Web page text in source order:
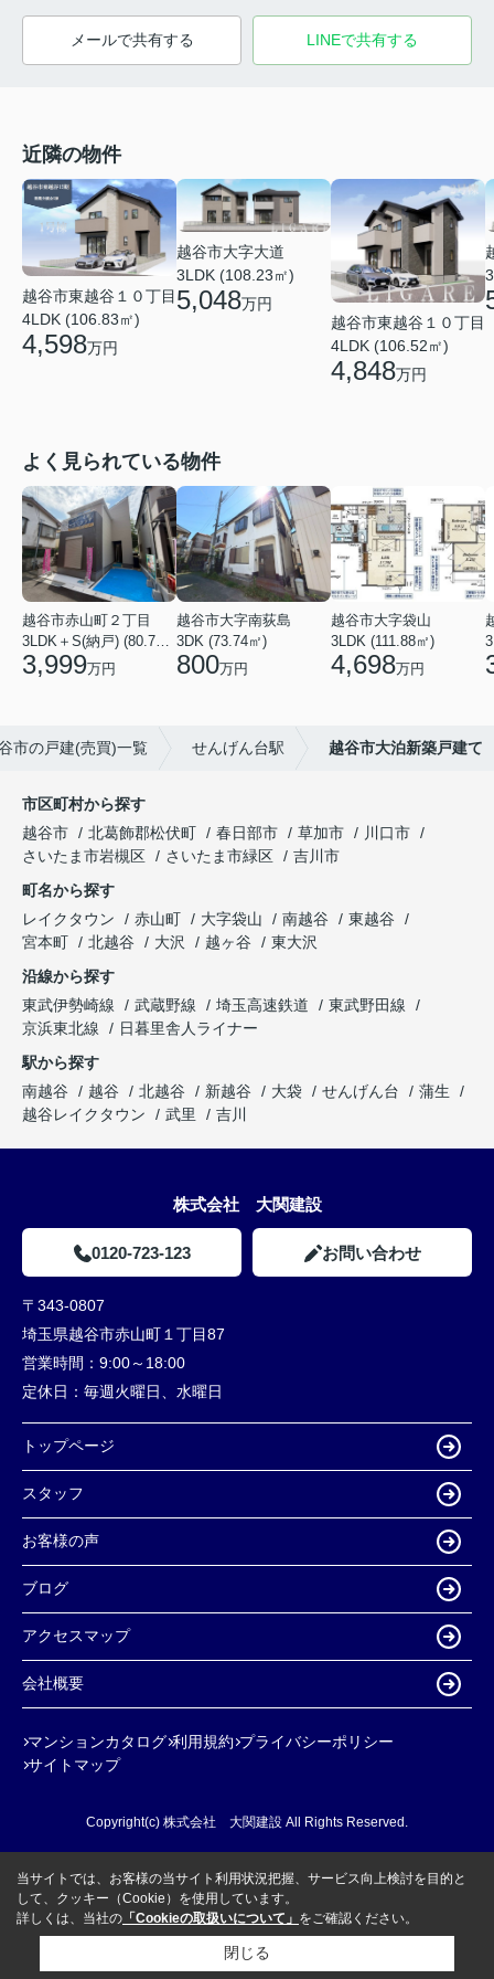
メールで共有する LINEで共有する
近隣の物件
越谷市東越谷１０丁目
4LDK (106.83㎡)
4,598万円
越谷市大字大道
3LDK (108.23㎡)
5,048万円
越谷市東越谷１０丁目
4LDK (106.52㎡)
4,848万円
よく見られている物件
越谷市赤山町２丁目
3,999万円
越谷市大字南荻島
3DK (73.74㎡)
800万円
越谷市大字袋山
3LDK (111.88㎡)
4,698万円
市の戸建(売買)一覧 せんげん台駅 越谷市大泊新築戸建て
市区町村から探す
越谷市
北葛飾郡松伏町 春日部市 草加市
川口市
さいたま市岩槻区
さいたま市緑区
吉川市
町名から探す
レイクタウン
赤山町 大字袋山 南越谷
東越谷
宮本町
北越谷 大沢 越ヶ谷
東大沢
沿線から探す
東武伊勢崎線
武蔵野線 埼玉高速鉄道
東武野田線
京浜東北線
日暮里舎人ライナー
駅から探す
南越谷
越谷 北越谷 新越谷 大袋 せんげん台
蒲生
越谷レイクタウン
武里 吉川
株式会社 大関建設
0120-723-123 お問い合わせ
〒343-0807
埼玉県越谷市赤山町１丁目87
営業時間： 9:00～18:00
定休日： 毎週火曜日、水曜日
トップページ
スタッフ
お客様の声
ブログ
アクセスマップ
会社概要
マンションカタログ 利用規約 プライバシーポリシー
サイトマップ
Copyright(c) 株式会社 大関建設 All Rights Reserved.
当サイトでは、お客様の当サイト利用状況把握、サービス向上検討を目的と
して、クッキー（Cookie）を使用しています。
詳しくは、当社の 「Cookieの取扱いについて」 をご確認ください。
閉じる